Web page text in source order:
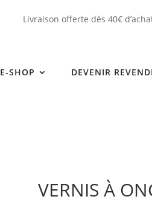
Livraison offerte dès 40€
E-SHOP
DEVENIR
VERNIS À